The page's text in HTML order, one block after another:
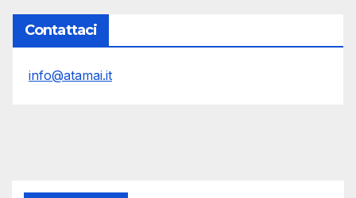
Contattaci
info@atamai.it